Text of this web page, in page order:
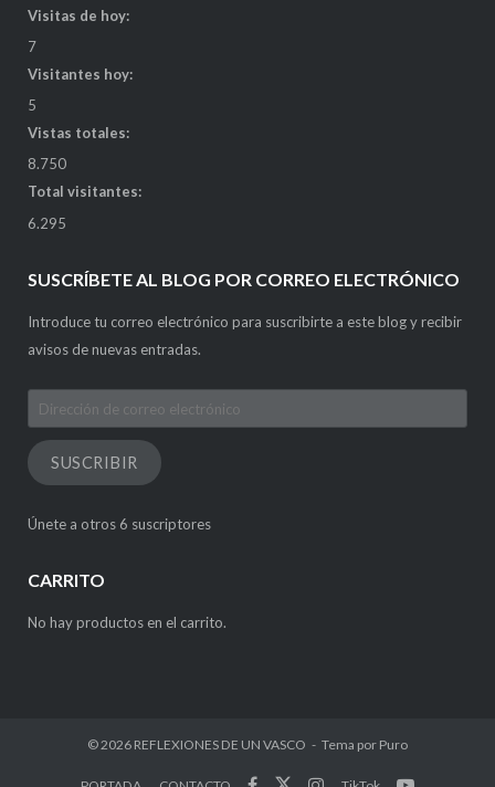
Visitas de hoy:
7
Visitantes hoy:
5
Vistas totales:
8.750
Total visitantes:
6.295
SUSCRÍBETE AL BLOG POR CORREO ELECTRÓNICO
Introduce tu correo electrónico para suscribirte a este blog y recibir
avisos de nuevas entradas.
Dirección
de
correo
electrónico
SUSCRIBIR
Únete a otros 6 suscriptores
CARRITO
No hay productos en el carrito.
© 2026 REFLEXIONES DE UN VASCO Tema por Puro